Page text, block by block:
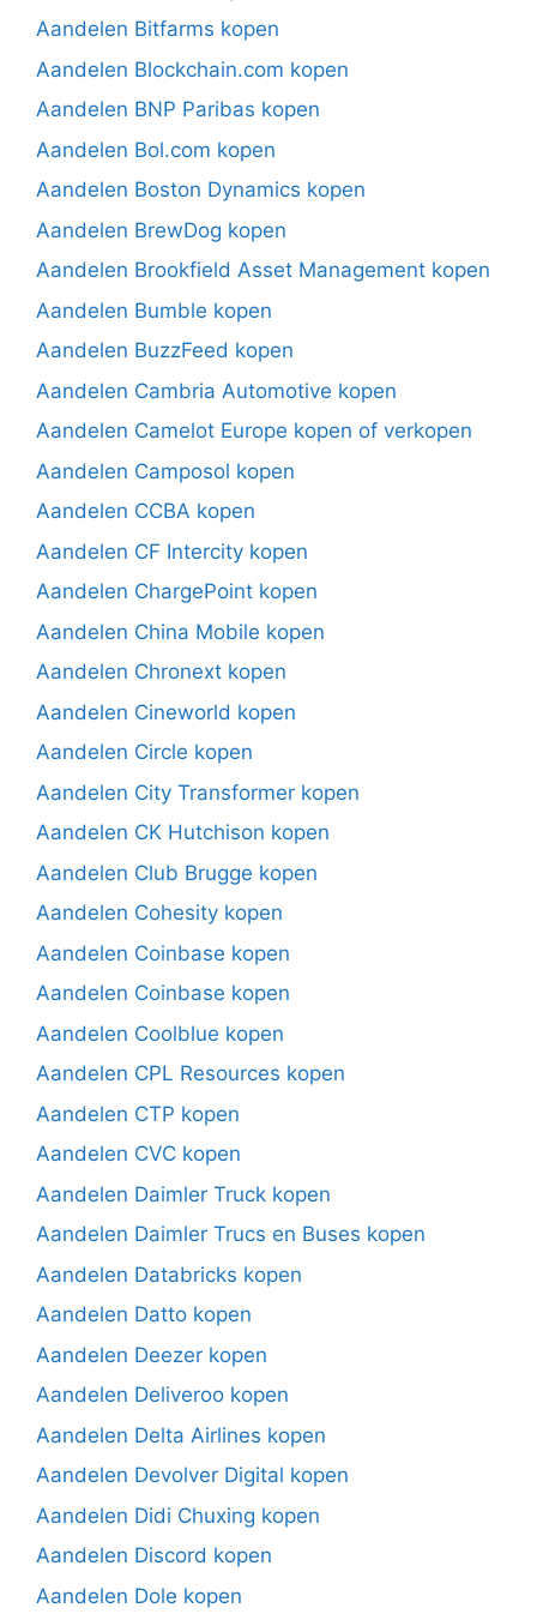
Aandelen Bitfarms kopen
Aandelen Blockchain.com kopen
Aandelen BNP Paribas kopen
Aandelen Bol.com kopen
Aandelen Boston Dynamics kopen
Aandelen BrewDog kopen
Aandelen Brookfield Asset Management kopen
Aandelen Bumble kopen
Aandelen BuzzFeed kopen
Aandelen Cambria Automotive kopen
Aandelen Camelot Europe kopen of verkopen
Aandelen Camposol kopen
Aandelen CCBA kopen
Aandelen CF Intercity kopen
Aandelen ChargePoint kopen
Aandelen China Mobile kopen
Aandelen Chronext kopen
Aandelen Cineworld kopen
Aandelen Circle kopen
Aandelen City Transformer kopen
Aandelen CK Hutchison kopen
Aandelen Club Brugge kopen
Aandelen Cohesity kopen
Aandelen Coinbase kopen
Aandelen Coinbase kopen
Aandelen Coolblue kopen
Aandelen CPL Resources kopen
Aandelen CTP kopen
Aandelen CVC kopen
Aandelen Daimler Truck kopen
Aandelen Daimler Trucs en Buses kopen
Aandelen Databricks kopen
Aandelen Datto kopen
Aandelen Deezer kopen
Aandelen Deliveroo kopen
Aandelen Delta Airlines kopen
Aandelen Devolver Digital kopen
Aandelen Didi Chuxing kopen
Aandelen Discord kopen
Aandelen Dole kopen